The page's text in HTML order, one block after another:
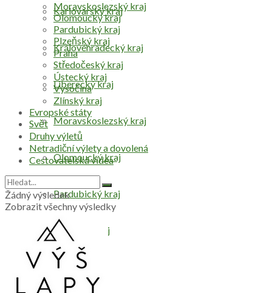
Karlovarský kraj
Královéhradecký kraj
Liberecký kraj
Moravskoslezský kraj
Olomoucký kraj
Pardubický kraj
Plzeňský kraj
Praha
Moravskoslezský kraj
Olomoucký kraj
Pardubický kraj
Plzeňský kraj
Praha
Středočeský kraj
Ústecký kraj
Vysočina
Zlínský kraj
Evropské státy
Svět
Druhy výletů
Netradiční výlety a dovolená
Cestovatelská videa
Žádný výsledek
Zobrazit všechny výsledky